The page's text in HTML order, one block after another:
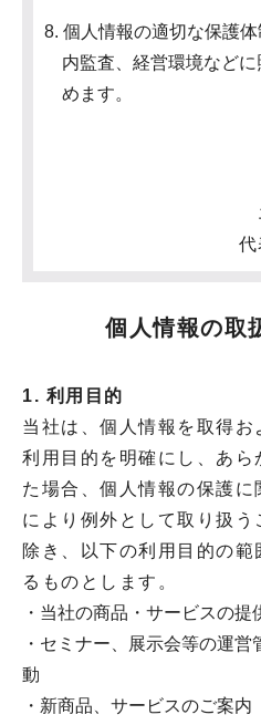
8. 個人情報の適切な保護
内監査、経営環境など
めます。
個人情報の取
1. 利用目的
当社は、個人情報を取得お
利用目的を明確にし、あ
た場合、個人情報の保護
により例外として取り扱
除き、以下の利用目的の
るものとします。
・当社の商品・サービスの提
・セミナー、展示会等の運
動
・新商品、サービスのご案内